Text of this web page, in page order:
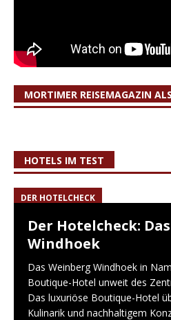
MORTIMER REISEMAGAZIN
HOTELS IM TEST
DER HOTELCHECK
Der Hotelcheck:
Windhoek
Das Weinberg Windhoek in
Boutique-Hotel unweit des
Das luxuriöse Boutique-Hotel
Kulinarik und nachhaltigem